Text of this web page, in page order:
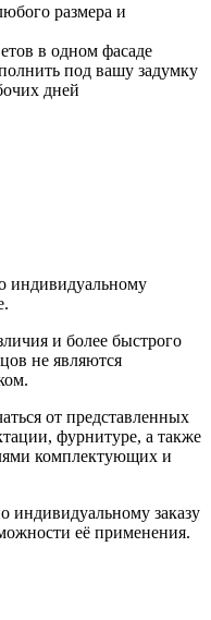
размера и
в одном фасаде
под вашу задумку
дней
индивидуальному
и более быстрого
не являются
от представленных
фурнитуре, а также
комплектующих и
индивидуальному заказу
её применения.